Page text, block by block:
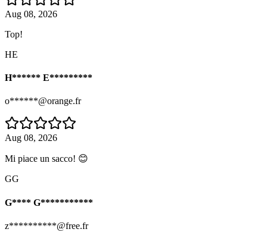
Aug 08, 2026
Top!
HE
H****** E*********
o******@orange.fr
Aug 08, 2026
Mi piace un sacco! 😊
GG
G**** G***********
z**********@free.fr